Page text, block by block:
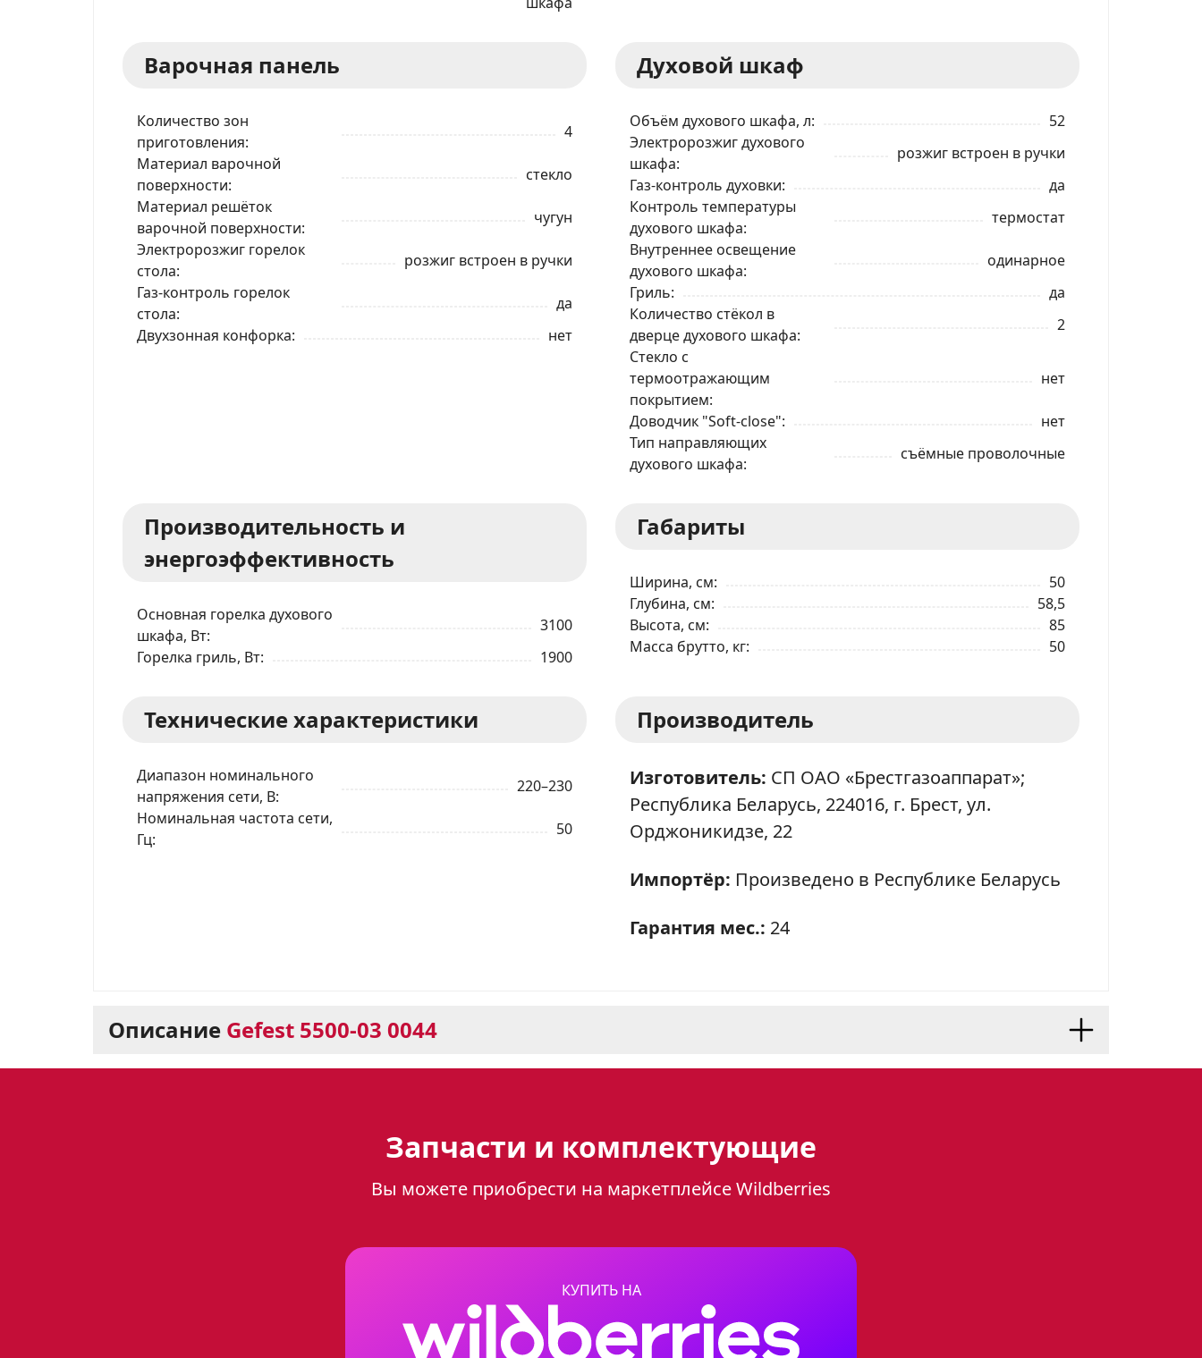
Варочная панель
Количество зон
приготовления
4
Материал варочной
поверхности
стекло
Материал решёток
варочной поверхности
чугун
Электророзжиг горелок
стола
розжиг встроен в ручки
Газ-контроль горелок
стола
да
Двухзонная конфорка
нет
Духовой шкаф
Объём духового шкафа, л
52
Электророзжиг духового
шкафа
розжиг встроен в ручки
Газ-контроль духовки
да
Контроль температуры
духового шкафа
термостат
Внутреннее освещение
духового шкафа
одинарное
Гриль
да
Количество стёкол в
дверце духового шкафа
2
Стекло с
термоотражающим
покрытием
нет
Доводчик "Soft-close"
нет
Тип направляющих
духового шкафа
съёмные проволочные
Производительность и
энергоэффективность
Основная горелка духового
шкафа, Вт
3100
Горелка гриль, Вт
1900
Габариты
Ширина, см
50
Глубина, см
58,5
Высота, см
85
Масса брутто, кг
50
Технические характеристики
Диапазон номинального
напряжения сети, В
220–230
Номинальная частота сети,
Гц
50
Производитель
Изготовитель: СП ОАО «Брестгазоаппарат»;
Республика Беларусь, 224016, г. Брест, ул.
Орджоникидзе, 22
Импортёр: Произведено в Республике Беларусь
Гарантия мес.: 24
Описание Gefest 5500-03 0044
Газовая плита Gefest 5500-03 0044 - это идеальное сочетание элегантного дизайна и практичности, которое
фасад и варочную поверхность из закаленного стекла, что придает ей современный вид.
Запчасти и комплектующие
Вы можете приобрести на маркетплейсе Wildberries
КУПИТЬ НА
ЗАКАЗАТЬ В 1 КЛИК
Я даю согласие на обработку моих персональных данных в соответствии
ОТПРАВИТЬ ЗАЯВКУ